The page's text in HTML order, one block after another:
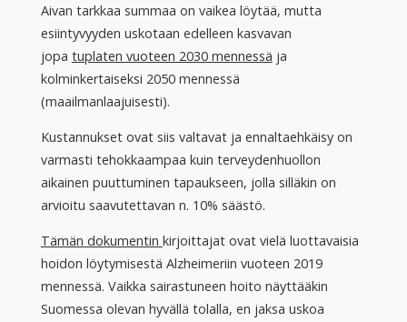
Aivan tarkkaa summaa on vaikea löytää, mutta
esiintyvyyden uskotaan edelleen kasvavan
jopa tuplaten vuoteen 2030 mennessä ja
kolminkertaiseksi 2050 mennessä
(maailmanlaajuisesti).
Kustannukset ovat siis valtavat ja ennaltaehkäisy on
varmasti tehokkaampaa kuin terveydenhuollon
aikainen puuttuminen tapaukseen, jolla silläkin on
arvioitu saavutettavan n. 10% säästö.
Tämän dokumentin kirjoittajat ovat vielä luottavaisia
hoidon löytymisestä Alzheimeriin vuoteen 2019
mennessä. Vaikka sairastuneen hoito näyttääkin
Suomessa olevan hyvällä tolalla, en jaksa uskoa